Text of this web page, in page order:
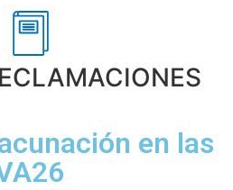
en las